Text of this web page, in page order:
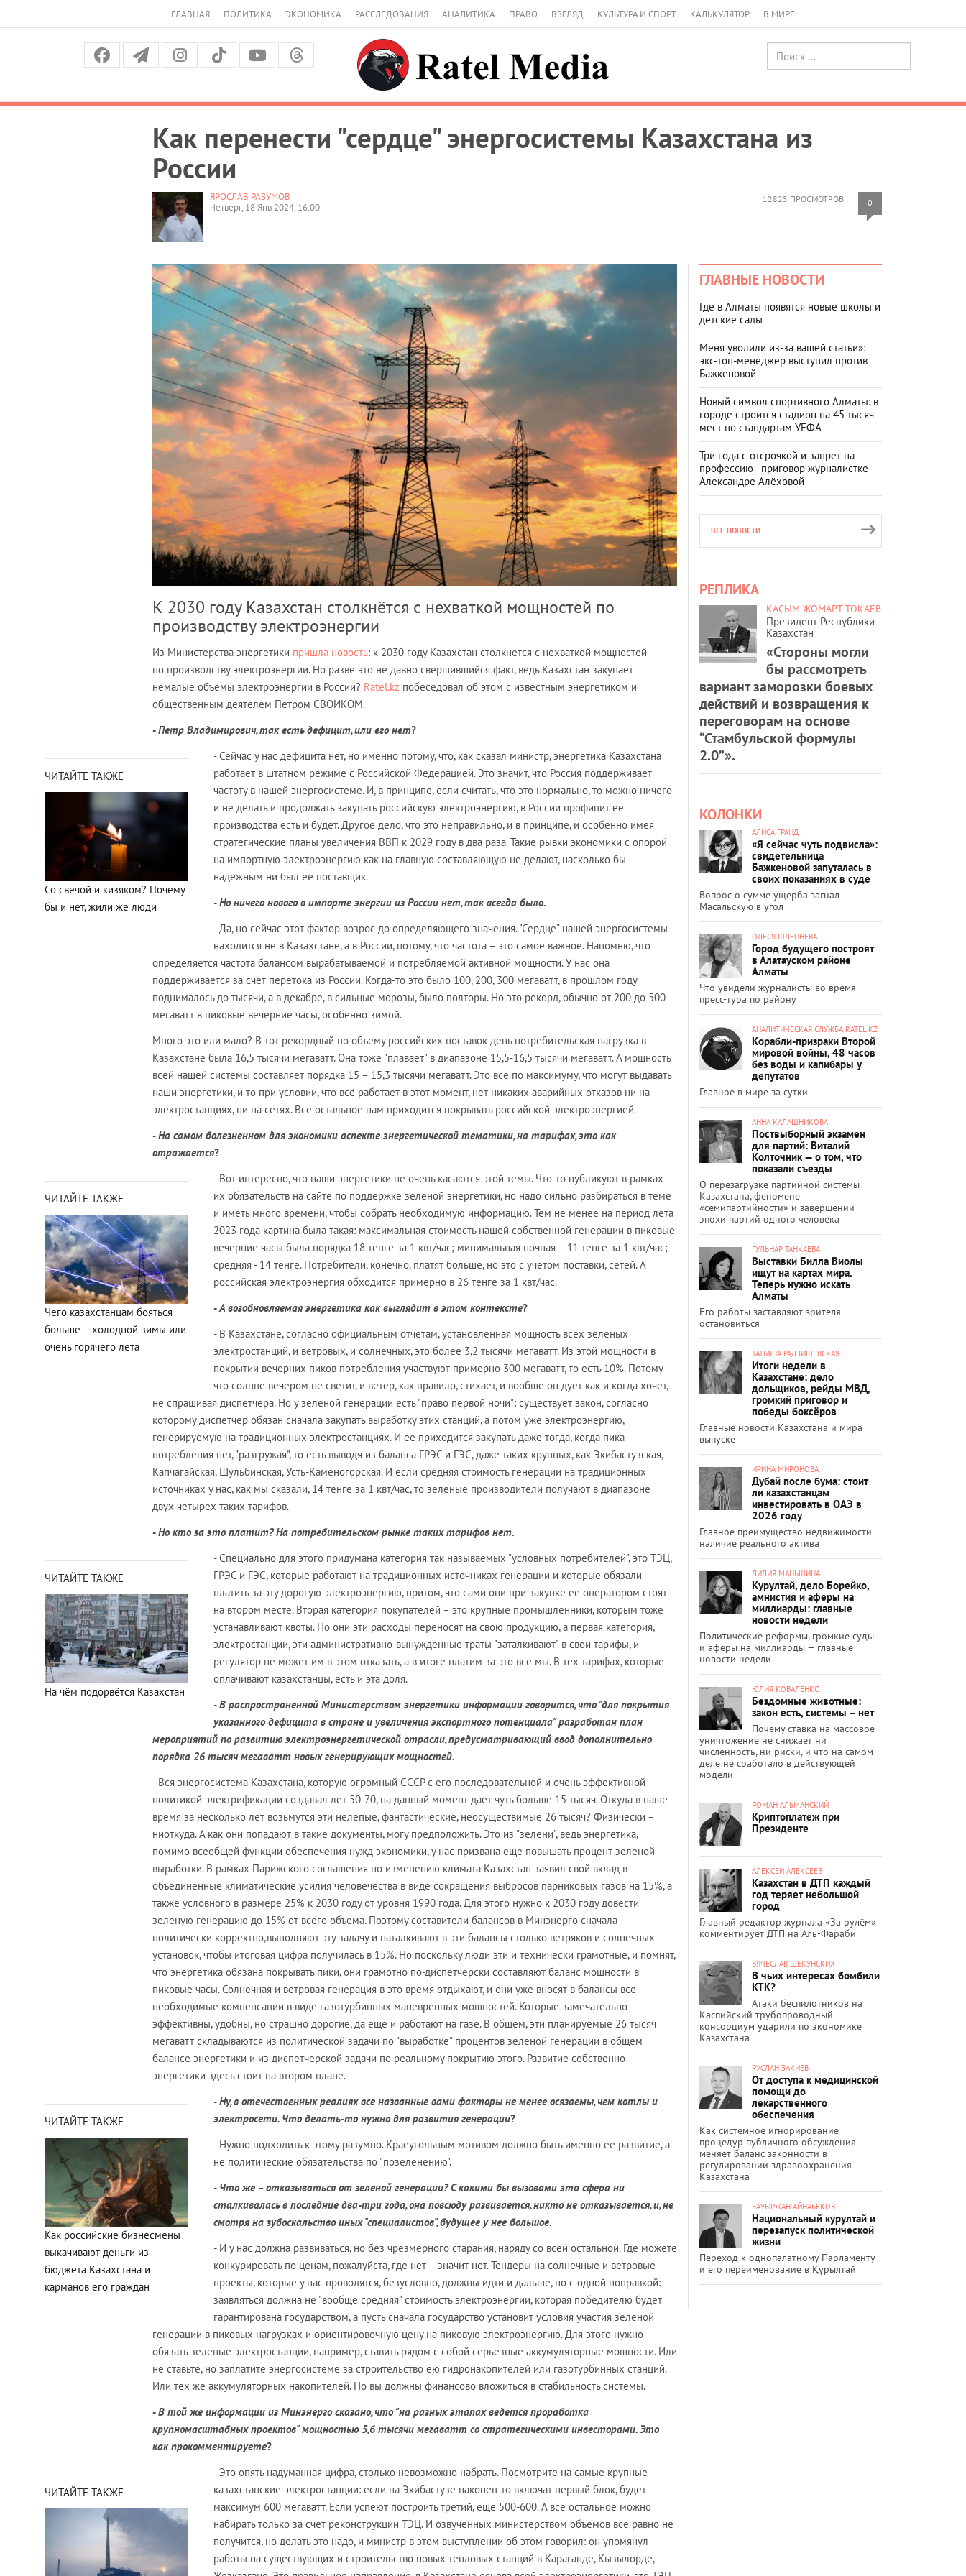
ГЛАВНАЯ ПОЛИТИКА ЭКОНОМИКА РАССЛЕДОВАНИЯ АНАЛИТИКА ПРАВО ВЗГЛЯД КУЛЬТУРА И СПОРТ КАЛЬКУЛЯТОР В МИРЕ
Как перенести "сердце" энергосистемы Казахстана из
России
12825 ПРОСМОТРОВ 0
ЯРОСЛАВ РАЗУМОВ
Четверг, 18 Янв 2024, 16:00
К 2030 году Казахстан столкнётся с нехваткой мощностей по
производству электроэнергии
Из Министерства энергетики пришла новость: к 2030 году Казахстан столкнется с нехваткой мощностей
по производству электроэнергии. Но разве это не давно свершившийся факт, ведь Казахстан закупает
немалые объемы электроэнергии в России? Ratel.kz побеседовал об этом с известным энергетиком и
общественным деятелем Петром СВОИКОМ.
-Петр Владимирович, так есть дефицит, или его нет?
ЧИТАЙТЕ ТАКЖЕ
Со свечой и кизяком? Почему
бы и нет, жили же люди
- Сейчас у нас дефицита нет, но именно потому, что, как сказал министр, энергетика Казахстана
работает в штатном режиме с Российской Федерацией. Это значит, что Россия поддерживает
частоту в нашей энергосистеме. И, в принципе, если считать, что это нормально, то можно ничего
и не делать и продолжать закупать российскую электроэнергию, в России профицит ее
производства есть и будет. Другое дело, что это неправильно, и в принципе, и особенно имея
стратегические планы увеличения ВВП к 2029 году в два раза. Такие рывки экономики с опорой
на импортную электроэнергию как на главную составляющую не делают, насколько бы
надежным ни был ее поставщик.
-Но ничего нового в импорте энергии из России нет, так всегда было.
- Да, но сейчас этот фактор возрос до определяющего значения. "Сердце" нашей энергосистемы
находится не в Казахстане, а в России, потому, что частота – это самое важное. Напомню, что
определяется частота балансом вырабатываемой и потребляемой активной мощности. У нас она
поддерживается за счет перетока из России. Когда-то это было 100, 200, 300 мегаватт, в прошлом году
поднималось до тысячи, а в декабре, в сильные морозы, было полторы. Но это рекорд, обычно от 200 до 500
мегаватт в пиковые вечерние часы, особенно зимой.
Много это или мало? В тот рекордный по объему российских поставок день потребительская нагрузка в
Казахстане была 16,5 тысячи мегаватт. Она тоже "плавает" в диапазоне 15,5-16,5 тысячи мегаватт. А мощность
всей нашей системы составляет порядка 15 – 15,3 тысячи мегаватт. Это все по максимуму, что могут выдавать
наши энергетики, и то при условии, что всё работает в этот момент, нет никаких аварийных отказов ни на
электростанциях, ни на сетях. Все остальное нам приходится покрывать российской электроэнергией.
-На самом болезненном для экономики аспекте энергетической тематики, на тарифах, это как
отражается?
ЧИТАЙТЕ ТАКЖЕ
Чего казахстанцам бояться
больше – холодной зимы или
очень горячего лета
- Вот интересно, что наши энергетики не очень касаются этой темы. Что-то публикуют в рамках
их обязательств на сайте по поддержке зеленой энергетики, но надо сильно разбираться в теме
и иметь много времени, чтобы собрать необходимую информацию. Тем не менее на период лета
2023 года картина была такая: максимальная стоимость нашей собственной генерации в пиковые
вечерние часы была порядка 18 тенге за 1 квт/час; минимальная ночная – 11 тенге за 1 квт/час;
средняя - 14 тенге. Потребители, конечно, платят больше, но это с учетом поставки, сетей. А
российская электроэнергия обходится примерно в 26 тенге за 1 квт/час.
-А возобновляемая энергетика как выглядит в этом контексте?
- В Казахстане, согласно официальным отчетам, установленная мощность всех зеленых
электростанций, и ветровых, и солнечных, это более 3,2 тысячи мегаватт. Из этой мощности в
покрытии вечерних пиков потребления участвуют примерно 300 мегаватт, то есть 10%. Потому
что солнце вечером не светит, и ветер, как правило, стихает, и вообще он дует как и когда хочет,
не спрашивая диспетчера. Но у зеленой генерации есть "право первой ночи": существует закон, согласно
которому диспетчер обязан сначала закупать выработку этих станций, а потом уже электроэнергию,
генерируемую на традиционных электростанциях. И ее приходится закупать даже тогда, когда пика
потребления нет, "разгружая", то есть выводя из баланса ГРЭС и ГЭС, даже таких крупных, как Экибастузская,
Капчагайская, Шульбинская, Усть-Каменогорская. И если средняя стоимость генерации на традиционных
источниках у нас, как мы сказали, 14 тенге за 1 квт/час, то зеленые производители получают в диапазоне
двух-четырех таких тарифов.
-Но кто за это платит? На потребительском рынке таких тарифов нет.
ЧИТАЙТЕ ТАКЖЕ
На чём подорвётся Казахстан
- Специально для этого придумана категория так называемых "условных потребителей", это ТЭЦ,
ГРЭС и ГЭС, которые работают на традиционных источниках генерации и которые обязали
платить за эту дорогую электроэнергию, притом, что сами они при закупке ее оператором стоят
на втором месте. Вторая категория покупателей – это крупные промышленники, которым тоже
устанавливают квоты. Но они эти расходы переносят на свою продукцию, а первая категория,
электростанции, эти административно-вынужденные траты "заталкивают" в свои тарифы, и
регулятор не может им в этом отказать, а в итоге платим за это все мы. В тех тарифах, которые
оплачивают казахстанцы, есть и эта доля.
-В распространенной Министерством энергетики информации говорится, что "для покрытия
указанного дефицита в стране и увеличения экспортного потенциала" разработан план
мероприятий по развитию электроэнергетической отрасли, предусматривающий ввод дополнительно
порядка 26 тысяч мегаватт новых генерирующих мощностей.
- Вся энергосистема Казахстана, которую огромный СССР с его последовательной и очень эффективной
политикой электрификации создавал лет 50-70, на данный момент дает чуть больше 15 тысяч. Откуда в наше
время за несколько лет возьмутся эти нелепые, фантастические, неосуществимые 26 тысяч? Физически –
ниоткуда. А как они попадают в такие документы, могу предположить. Это из "зелени", ведь энергетика,
помимо всеобщей функции обеспечения нужд экономики, у нас призвана еще повышать процент зеленой
выработки. В рамках Парижского соглашения по изменению климата Казахстан заявил свой вклад в
объединенные климатические усилия человечества в виде сокращения выбросов парниковых газов на 15%, а
также условного в размере 25% к 2030 году от уровня 1990 года. Для этого нужно к 2030 году довести
зеленую генерацию до 15% от всего объема. Поэтому составители балансов в Минэнерго сначала
политически корректно,выполняют эту задачу и наталкивают в эти балансы столько ветряков и солнечных
установок, чтобы итоговая цифра получилась в 15%. Но поскольку люди эти и технически грамотные, и помнят,
что энергетика обязана покрывать пики, они грамотно по-диспетчерски составляют баланс мощности в
пиковые часы. Солнечная и ветровая генерация в это время отдыхают, и они уже вносят в балансы все
необходимые компенсации в виде газотурбинных маневренных мощностей. Которые замечательно
эффективны, удобны, но страшно дорогие, да еще и работают на газе. В общем, эти планируемые 26 тысяч
мегаватт складываются из политической задачи по "выработке" процентов зеленой генерации в общем
балансе энергетики и из диспетчерской задачи по реальному покрытию этого. Развитие собственно
энергетики здесь стоит на втором плане.
ЧИТАЙТЕ ТАКЖЕ
Как российские бизнесмены
выкачивают деньги из
бюджета Казахстана и
карманов его граждан
-Ну, в отечественных реалиях все названные вами факторы не менее осязаемы, чем котлы и
электросети. Что делать-то нужно для развития генерации?
- Нужно подходить к этому разумно. Краеугольным мотивом должно быть именно ее развитие, а
не политические обязательства по "позеленению".
- Что же – отказываться от зеленой генерации? С какими бы вызовами эта сфера ни
сталкивалась в последние два-три года, она повсюду развивается, никто не отказывается, и, не
смотря на зубоскальство иных "специалистов", будущее у нее большое.
- И у нас должна развиваться, но без чрезмерного старания, наряду со всей остальной. Где можете
конкурировать по ценам, пожалуйста, где нет – значит нет. Тендеры на солнечные и ветровые
проекты, которые у нас проводятся, безусловно, должны идти и дальше, но с одной поправкой:
заявляться должна не "вообще средняя" стоимость электроэнергии, которая победителю будет
гарантирована государством, а пусть сначала государство установит условия участия зеленой
генерации в пиковых нагрузках и ориентировочную цену на пиковую электроэнергию. Для этого нужно
обязать зеленые электростанции, например, ставить рядом с собой серьезные аккумуляторные мощности. Или
не ставьте, но заплатите энергосистеме за строительство ею гидронакопителей или газотурбинных станций.
Или тех же аккумуляторных накопителей. Но вы должны финансово вложиться в стабильность системы.
-В той же информации из Минэнерго сказано, что "на разных этапах ведется проработка
крупномасштабных проектов" мощностью 5,6 тысячи мегаватт со стратегическими инвесторами. Это
как прокомментируете?
ЧИТАЙТЕ ТАКЖЕ
- Это опять надуманная цифра, столько невозможно набрать. Посмотрите на самые крупные
казахстанские электростанции: если на Экибастузе наконец-то включат первый блок, будет
максимум 600 мегаватт. Если успеют построить третий, еще 500-600. А все остальное можно
набирать только за счет реконструкции ТЭЦ. И озвученных министерством объемов все равно не
получится, но делать это надо, и министр в этом выступлении об этом говорил: он упомянул
работы на существующих и строительство новых тепловых станций в Караганде, Кызылорде,
ГЛАВНЫЕ НОВОСТИ
Где в Алматы появятся новые школы и
детские сады
Меня уволили из-за вашей статьи»:
экс-топ-менеджер выступил против
Бажкеновой
Новый символ спортивного Алматы: в
городе строится стадион на 45 тысяч
мест по стандартам УЕФА
Три года с отсрочкой и запрет на
профессию - приговор журналистке
Александре Алёховой
ВСЕ НОВОСТИ
РЕПЛИКА
КАСЫМ-ЖОМАРТ ТОКАЕВ
Президент Республики
Казахстан
«Стороны могли
бы рассмотреть
вариант заморозки боевых
действий и возвращения к
переговорам на основе
“Стамбульской формулы
2.0”».
КОЛОНКИ
АЛИСА ГРАНД
«Я сейчас чуть подвисла»:
свидетельница
Бажкеновой запуталась в
своих показаниях в суде
Вопрос о сумме ущерба загнал
Масальскую в угол
ОЛЕСЯ ШЛЕПНЕВА
Город будущего построят
в Алатауском районе
Алматы
Что увидели журналисты во время
пресс-тура по району
АНАЛИТИЧЕСКАЯ СЛУЖБА RATEL.KZ
Корабли-призраки Второй
мировой войны, 48 часов
без воды и капибары у
депутатов
Главное в мире за сутки
АННА КАЛАШНИКОВА
Поствыборный экзамен
для партий: Виталий
Колточник — о том, что
показали съезды
О перезагрузке партийной системы
Казахстана, феномене
«семипартийности» и завершении
эпохи партий одного человека
ГУЛЬНАР ТАНКАЕВА
Выставки Билла Виолы
ищут на картах мира.
Теперь нужно искать
Алматы
Его работы заставляют зрителя
остановиться
ТАТЬЯНА РАДЗИШЕВСКАЯ
Итоги недели в
Казахстане: дело
дольщиков, рейды МВД,
громкий приговор и
победы боксёров
Главные новости Казахстана и мира
выпуске
ИРИНА МИРОНОВА
Дубай после бума: стоит
ли казахстанцам
инвестировать в ОАЭ в
2026 году
Главное преимущество недвижимости –
наличие реального актива
ЛИЛИЯ МАНЬШИНА
Курултай, дело Борейко,
амнистия и аферы на
миллиарды: главные
новости недели
Политические реформы, громкие суды
и аферы на миллиарды — главные
новости недели
ЮЛИЯ КОВАЛЕНКО
Бездомные животные:
закон есть, системы – нет
Почему ставка на массовое
уничтожение не снижает ни
численность, ни риски, и что на самом
деле не сработало в действующей
модели
РОМАН АЛЬМАНСКИЙ
Криптоплатеж при
Президенте
АЛЕКСЕЙ АЛЕКСЕЕВ
Казахстан в ДТП каждый
год теряет небольшой
город
Главный редактор журнала «За рулём»
комментирует ДТП на Аль-Фараби
ВЯЧЕСЛАВ ЩЕКУНСКИХ
В чьих интересах бомбили
КТК?
Атаки беспилотников на
Каспийский трубопроводный
консорциум ударили по экономике
Казахстана
РУСЛАН ЗАКИЕВ
От доступа к медицинской
помощи до
лекарственного
обеспечения
Как системное игнорирование
процедур публичного обсуждения
меняет баланс законности в
регулировании здравоохранения
Казахстана
БАУЫРЖАН АЙНАБЕКОВ
Национальный курултай и
перезапуск политической
жизни
Переход к однопалатному Парламенту
и его переименование в Құрылтай